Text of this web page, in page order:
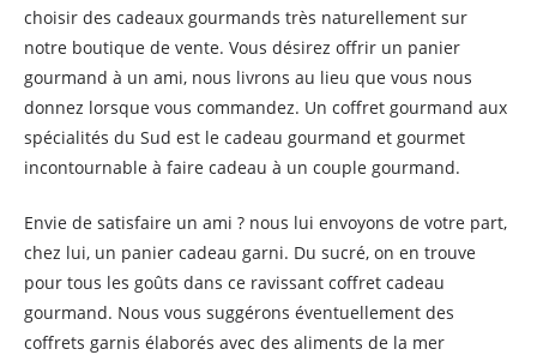
choisir des cadeaux gourmands très naturellement sur
notre boutique de vente. Vous désirez offrir un panier
gourmand à un ami, nous livrons au lieu que vous nous
donnez lorsque vous commandez. Un coffret gourmand aux
spécialités du Sud est le cadeau gourmand et gourmet
incontournable à faire cadeau à un couple gourmand.
Envie de satisfaire un ami ? nous lui envoyons de votre part,
chez lui, un panier cadeau garni. Du sucré, on en trouve
pour tous les goûts dans ce ravissant coffret cadeau
gourmand. Nous vous suggérons éventuellement des
coffrets garnis élaborés avec des aliments de la mer